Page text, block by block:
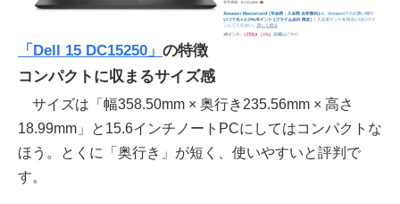
「Dell 15 DC15250」 の特徴
コンパクトに収まるサイズ感
サイズは「幅358.50mm × 奥行き235.56mm × 高さ
18.99mm」と15.6インチノートPCにしてはコンパクトな
ほう。とくに「奥行き」が短く、使いやすいと評判で
す。